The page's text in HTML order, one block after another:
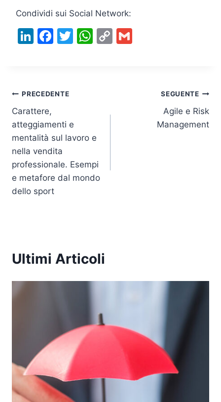
Condividi sui Social Network:
Li
dI
n
F
b
o
k
T
W
p
C
Navigazione
articoli
PRECEDENTE
Carattere,
atteggiamenti e
mentalità sul lavoro e
nella vendita
professionale. Esempi
e metafore dal mondo
dello sport
SEGUENTE
Agile e Risk
Management
Ultimi Articoli